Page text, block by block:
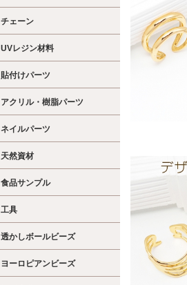
チェーン
UVレジン材料
貼付けパーツ
アクリル・樹脂パーツ
ネイルパーツ
天然資材
食品サンプル
工具
透かしボールビーズ
ヨーロピアンビーズ